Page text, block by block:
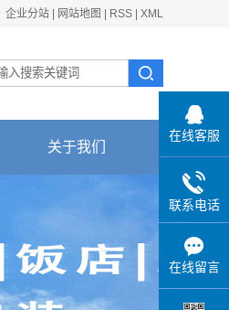
企业分站 网站地图 RSS XML
关于我们
在线客服
联系电话
在线留言